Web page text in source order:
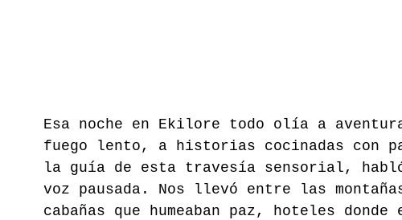
Esa noche en Ekilore todo olía a
fuego lento, a historias cocinadas con
la guía de esta travesía sensorial,
voz pausada. Nos llevó entre las
cabañas que humeaban paz, hoteles